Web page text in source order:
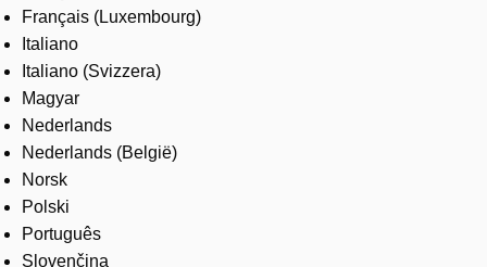
Français (Luxembourg)
Italiano
Italiano (Svizzera)
Magyar
Nederlands
Nederlands (België)
Norsk
Polski
Português
Slovenčina